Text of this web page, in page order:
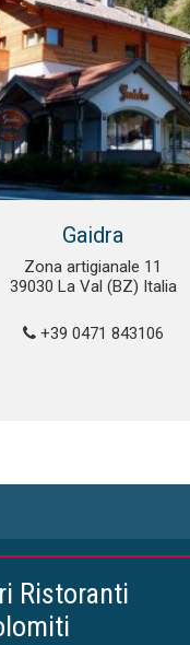
Gaidra
Zona artigianale 11
39030 La Val (BZ) Italia
+39 0471 843106
Ristoranti